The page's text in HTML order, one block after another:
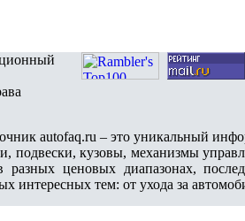
autofaq.ru – это уникальный
подвески, кузовы, механизмы
разных ценовых диапазонах,
интересных тем: от ухода за